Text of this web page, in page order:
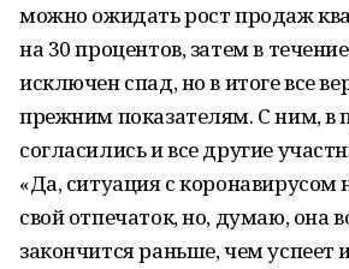
можно ожидать рост продаж
на 30 процентов, затем в
исключен спад, но в итоге все
прежним показателям. С ним, в
согласились и все другие
«Да, ситуация с коронавирусом
свой отпечаток, но, думаю, она
закончится раньше, чем успеет